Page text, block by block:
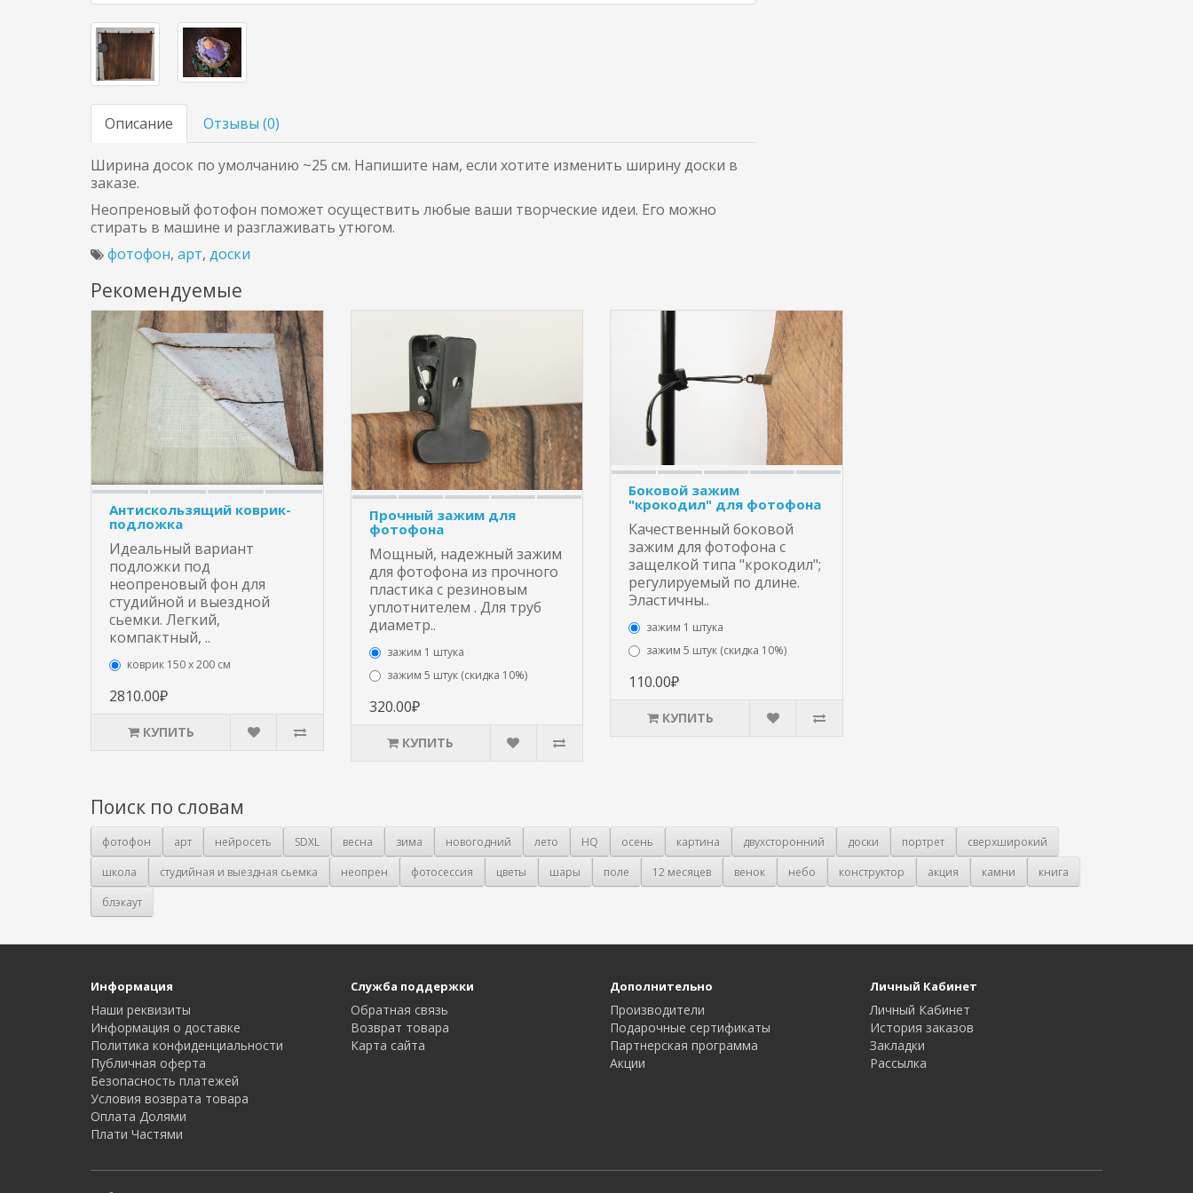
Описание Отзывы (0)
Ширина досок по умолчанию ~25 см. Напишите нам, если хотите изменить ширину доски в
заказе.
Неопреновый фотофон поможет осуществить любые ваши творческие идеи. Его можно
стирать в машине и разглаживать утюгом.
фотофон, арт, доски
Рекомендуемые
Антискользящий коврик-
подложка
Идеальный вариант
подложки под
неопреновый фон для
студийной и выездной
сьемки. Легкий,
компактный, ..
коврик 150 х 200 см
2810.00₽
КУПИТЬ
Прочный зажим для
фотофона
Мощный, надежный зажим
для фотофона из прочного
пластика с резиновым
уплотнителем . Для труб
диаметр..
зажим 1 штука
зажим 5 штук (скидка 10%)
320.00₽
КУПИТЬ
Боковой зажим
"крокодил" для фотофона
Качественный боковой
зажим для фотофона с
защелкой типа "крокодил";
регулируемый по длине.
Эластичны..
зажим 1 штука
зажим 5 штук (скидка 10%)
110.00₽
КУПИТЬ
Поиск по словам
фотофон арт нейросеть SDXL весна зима новогодний лето HQ осень картина двухсторонний доски портрет
сверхширокий
школа
студийная и выездная сьемка неопрен фотосессия цветы шары поле 12 месяцев венок небо конструктор акция камни
книга
блэкаут
Информация
Наши реквизиты
Информация о доставке
Политика конфиденциальности
Публичная оферта
Безопасность платежей
Условия возврата товара
Оплата Долями
Плати Частями
Служба поддержки
Обратная связь
Возврат товара
Карта сайта
Дополнительно
Производители
Подарочные сертификаты
Партнерская программа
Акции
Личный Кабинет
Личный Кабинет
История заказов
Закладки
Рассылка